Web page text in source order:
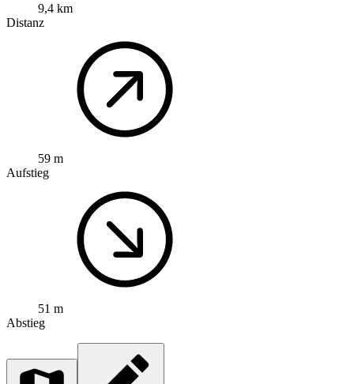
9,4 km
Distanz
59 m
Aufstieg
51 m
Abstieg